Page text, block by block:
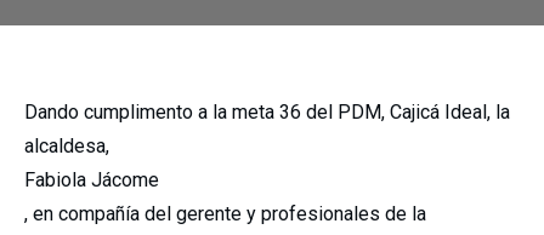
Dando cumplimento a la meta 36 del PDM, Cajicá Ideal, la
alcaldesa,
Fabiola Jácome
, en compañía del gerente y profesionales de la